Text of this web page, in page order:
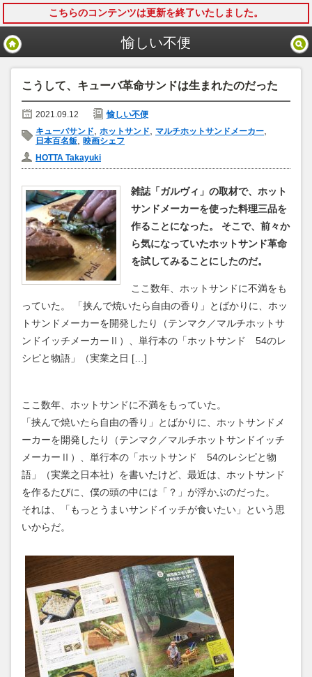
こちらのコンテンツは更新を終了いたしました。
愉しい不便
こうして、キューバ革命サンドは生まれたのだった
2021.09.12
愉しい不便
キューバサンド
ホットサンド マルチホットサンドメーカー
日本百名飯 映画シェフ
HOTTA Takayuki
雑誌「ガルヴィ」の取材で、ホット
サンドメーカーを使った料理三品を
作ることになった。 そこで、前々か
ら気になっていたホットサンド革命
を試してみることにしたのだ。
ここ数年、ホットサンドに不満をも
っていた。 「挟んで焼いたら自由の香り」とばかりに、ホッ
トサンドメーカーを開発したり（テンマク／マルチホットサ
ンドイッチメーカーⅡ）、単行本の「ホットサンド 54のレ
シピと物語」（実業之日 […]
ここ数年、ホットサンドに不満をもっていた。
「挟んで焼いたら自由の香り」とばかりに、ホットサンドメ
ーカーを開発したり（テンマク／マルチホットサンドイッチ
メーカーⅡ）、単行本の「ホットサンド 54のレシピと物
語」（実業之日本社）を書いたけど、最近は、ホットサンド
を作るたびに、僕の頭の中には「？」が浮かぶのだった。
それは、「もっとうまいサンドイッチが食いたい」という思
いからだ。
モバイル PC